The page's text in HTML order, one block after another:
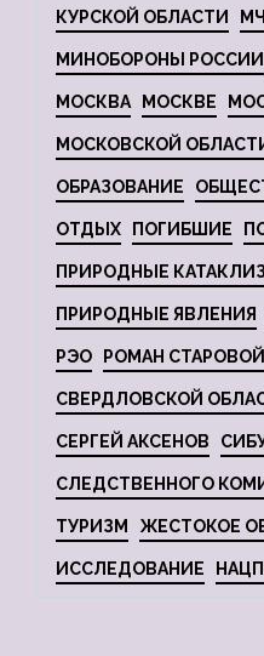
КУРСКОЙ ОБЛАСТИ
МИНОБОРОНЫ РОССИИ
МОСКВА МОСКВЕ
МОСКОВСКОЙ
ОБРАЗОВАНИЕ
ОТДЫХ ПОГИБШИЕ
ПРИРОДНЫЕ
ПРИРОДНЫЕ ЯВЛЕНИЯ
РЭО РОМАН
СВЕРДЛОВСКОЙ
СЕРГЕЙ АКСЕНОВ
СЛЕДСТВЕННОГО
ТУРИЗМ ЖЕСТОКОЕ
ИССЛЕДОВАНИЕ